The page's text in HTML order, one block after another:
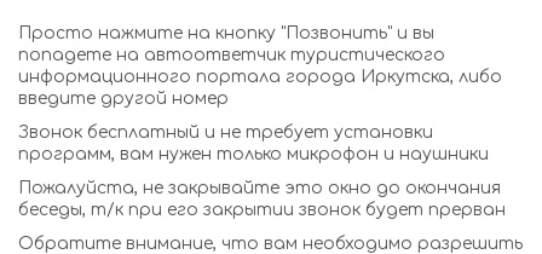
Просто нажмите на кнопку "Позвонить" и вы
попадете на автоответчик туристического
информационного портала города Иркутска, либо
введите другой номер
Звонок бесплатный и не требует установки
программ, вам нужен только микрофон и наушники
Пожалуйста, не закрывайте это окно до окончания
беседы, т/к при его закрытии звонок будет прерван
Обратите внимание, что вам необходимо разрешить